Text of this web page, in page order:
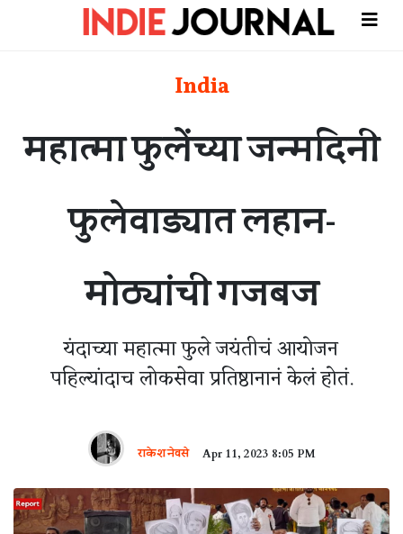
India
महात्मा फुलेंच्या जन्मदिनी
फुलेवाड्यात लहान-
मोठ्यांची गजबज
यंदाच्या महात्मा फुले जयंतीचं आयोजन
पहिल्यांदाच लोकसेवा प्रतिष्ठानानं केलं होतं.
राकेश नेवसे Apr 11, 2023 8:05 PM